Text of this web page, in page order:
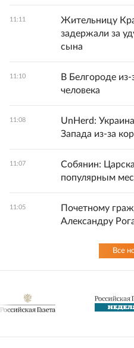
11:11
Жительницу
задержали за
сына
11:10
В Белгороде
человека
11:08
UnHerd:
Запада из-за
11:07
Собянин:
популярным
11:05
Почетному
Александру
Все